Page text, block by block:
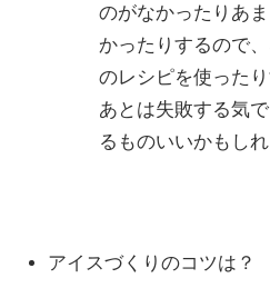
のがなかったりあ
かったりするので
のレシピを使った
あとは失敗する気
るものいいかもしれ
アイスづくりのコツは？